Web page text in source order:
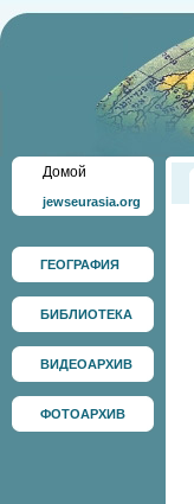
Домой
jewseurasia.org
ГЕОГРАФИЯ
БИБЛИОТЕКА
ВИДЕОАРХИВ
ФОТОАРХИВ